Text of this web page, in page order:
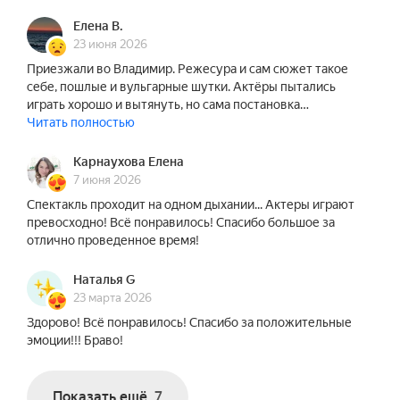
Елена В.
23 июня 2026
Приезжали во Владимир. Режесура и сам сюжет такое
себе, пошлые и вульгарные шутки. Актёры пытались
играть хорошо и вытянуть, но сама постановка…
Читать полностью
Карнаухова Елена
7 июня 2026
Спектакль проходит на одном дыхании... Актеры играют
превосходно! Всё понравилось! Спасибо большое за
отлично проведенное время!
Наталья G
23 марта 2026
Здорово! Всё понравилось! Спасибо за положительные
эмоции!!! Браво!